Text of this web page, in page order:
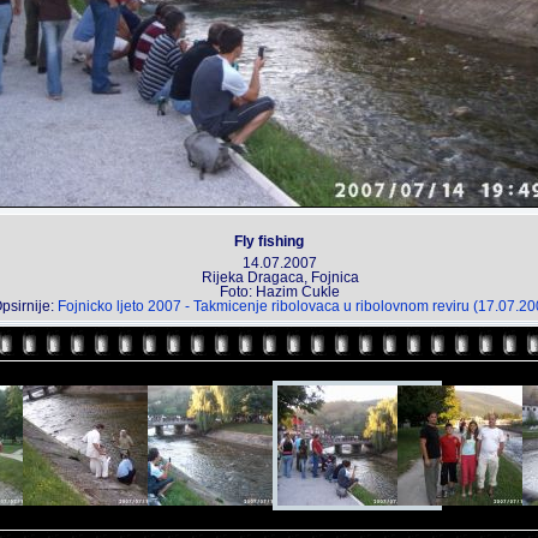
Fly fishing
14.07.2007
Rijeka Dragaca, Fojnica
Foto: Hazim Cukle
Fojnicko ljeto 2007 - Takmicenje ribolovaca u ribolovnom reviru